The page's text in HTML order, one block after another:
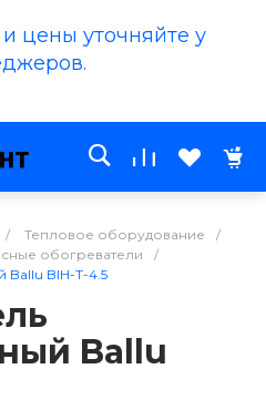
цены уточняйте у
/ Тепловое оборудование
/
обогреватели
/
BIH-T-4.5
Ballu